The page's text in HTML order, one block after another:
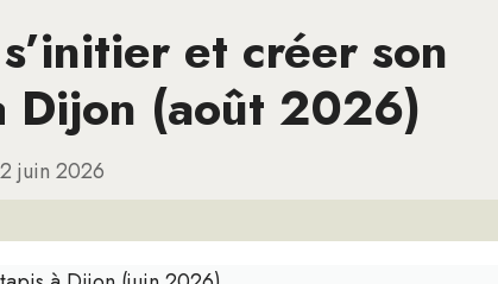
et créer son
Dijon (août 2026)
juin 2026